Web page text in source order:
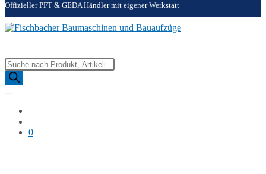
Offizieller PFT & GEDA Händler mit eigener Werkstatt
Products
search
0